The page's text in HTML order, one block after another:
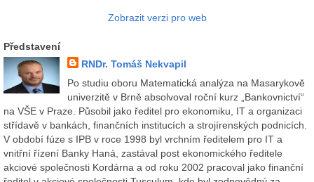
Zobrazit verzi pro web
Představení
RNDr. Tomáš Nekvapil
Po studiu oboru Matematická analýza na Masarykově
univerzitě v Brně absolvoval roční kurz „Bankovnictví“
na VŠE v Praze. Působil jako ředitel pro ekonomiku, IT a organizaci
střídavě v bankách, finančních institucích a strojírenských podnicích.
V období fúze s IPB v roce 1998 byl vrchním ředitelem pro IT a
vnitřní řízení Banky Haná, zastával post ekonomického ředitele
akciové společnosti Kordárna a od roku 2002 pracoval jako finanční